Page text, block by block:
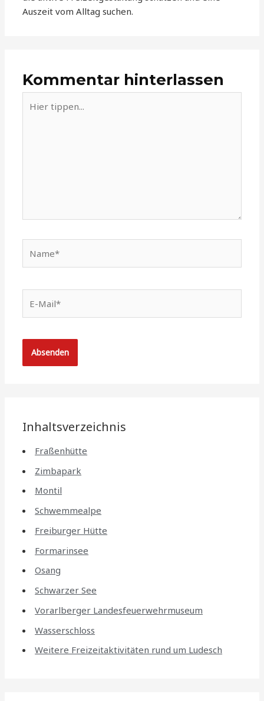
Auszeit vom Alltag suchen.
Kommentar hinterlassen
tippen...
Mail*
Inhaltsverzeichnis
Fraßenhütte
Zimbapark
Montil
Schwemmealpe
Freiburger Hütte
Formarinsee
Osang
Schwarzer See
Vorarlberger Landesfeuerwehrmuseum
Wasserschloss
Weitere Freizeitaktivitäten rund um Ludesch